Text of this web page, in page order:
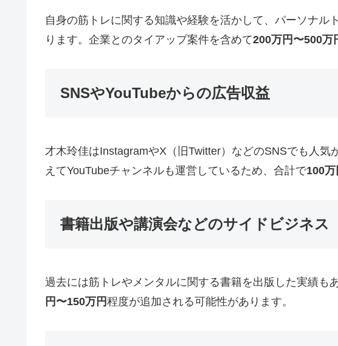
自身の筋トレに関する知識や経験を活かして、パーソナ
ります。企業とのタイアップ案件を含めて200万円〜500万
SNSやYouTubeからの広告収益
才木玲佳はInstagramやX（旧Twitter）などのSNSでも人
えてYouTubeチャンネルも運営しているため、合計で100万
書籍出版や講演会などのサイドビジネス
過去には筋トレやメンタルに関する書籍を出版した実績
円〜150万円程度が追加される可能性があります。